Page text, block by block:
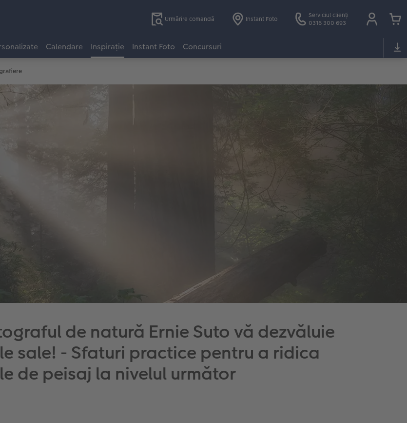
Urmărire comandă Instant Foto
Serviciul clienți
0316 300 693
Calendare Inspirație Instant Foto Concursuri
de natură Ernie Suto vă dezvăluie
sale! - Sfaturi practice pentru a ridica
de peisaj la nivelul următor